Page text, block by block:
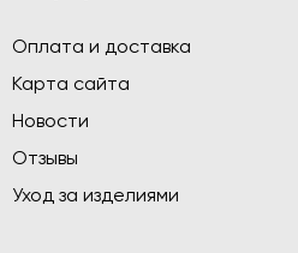
Оплата и доставка
Карта сайта
Новости
Отзывы
Уход за изделиями